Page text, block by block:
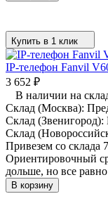
Купить в 1 клик
IP-телефон Fanvil
3 652 ₽
В наличии на
Склад (Москва):
Склад (Звенигород):
Склад
Привезем со склада
Ориентировочный
дольше, но все
В корзину